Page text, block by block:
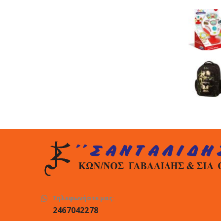
Τηλεφωνήστε μας:
2467042278